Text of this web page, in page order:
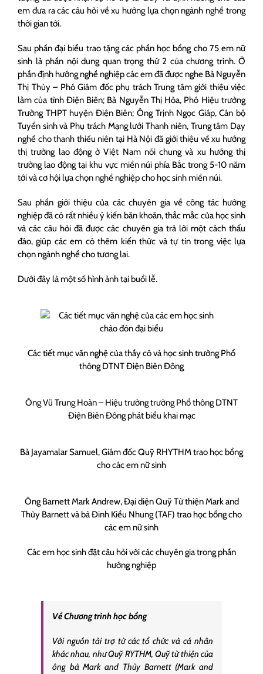
em đưa ra các câu hỏi về xu hướng lựa chọn ngành nghề trong
thời gian tới.
Sau phần đại biểu trao tặng các phần học bổng cho 75 em nữ
sinh là phần nội dung quan trọng thứ 2 của chương trình. Ở
phần định hướng nghề nghiệp các em đã được nghe Bà Nguyễn
Thị Thủy – Phó Giám đốc phụ trách Trung tâm giới thiệu việc
làm của tỉnh Điện Biên; Bà Nguyễn Thị Hòa, Phó Hiệu trưởng
Trường THPT huyện Điện Biên; Ông Trịnh Ngọc Giáp, Cán bộ
Tuyển sinh và Phụ trách Mạng lưới Thanh niên, Trung tâm Dạy
nghề cho thanh thiếu niên tại Hà Nội đã giới thiệu về xu hướng
thị trường lao động ở Việt Nam nói chung và xu hướng thị
trường lao động tại khu vực miền núi phía Bắc trong 5-10 năm
tới và cơ hội lựa chọn nghề nghiệp cho học sinh miền núi.
Sau phần giới thiệu của các chuyên gia về công tác hướng
nghiệp đã có rất nhiều ý kiến băn khoăn, thắc mắc của học sinh
và các câu hỏi đã được các chuyên gia trả lời một cách thấu
đáo, giúp các em có thêm kiến thức và tự tin trong việc lựa
chọn ngành nghề cho tương lai.
Dưới đây là một số hình ảnh tại buổi lễ.
Các tiết mục văn nghệ của thầy cô và học sinh trường Phổ
thông DTNT Điện Biên Đông
Ông Vũ Trung Hoàn – Hiệu trường trường Phổ thông DTNT
Điện Biên Đông phát biểu khai mạc
Bà Jayamalar Samuel, Giám đốc Quỹ RHYTHM trao học bổng
cho các em nữ sinh
Ông Barnett Mark Andrew, Đại diện Quỹ Từ thiện Mark and
Thủy Barnett và bà Đinh Kiều Nhung (TAF) trao học bổng cho
các em nữ sinh
Các em học sinh đặt câu hỏi với các chuyên gia trong phần
hướng nghiệp
Về Chương trình học bổng
Với nguồn tài trợ từ các tổ chức và cá nhân
khác nhau, như Quỹ RYTHM, Quỹ từ thiện của
ông bà Mark and Thủy Barnett (Mark and